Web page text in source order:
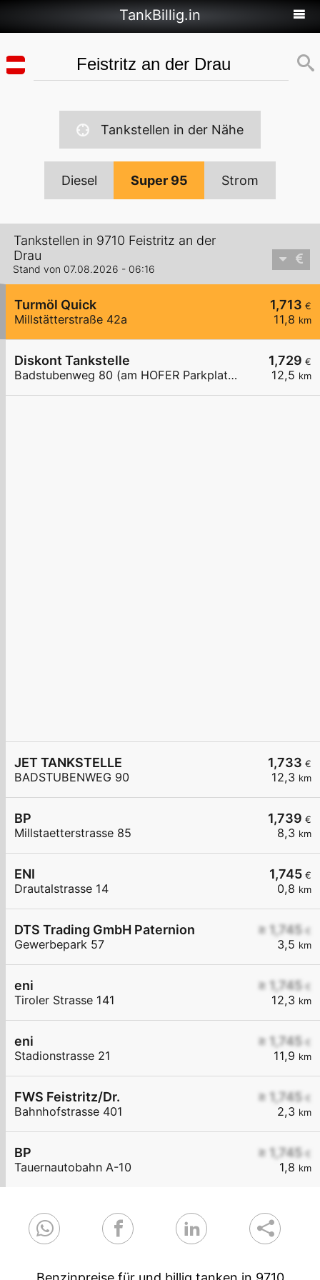
TankBillig.in
Tankstellen in der Nähe
Diesel Super 95 Strom
Tankstellen in 9710 Feistritz an der
Drau
Stand von 07.08.2026 - 06:16
1,713 €
11,8 km
Turmöl Quick
Millstätterstraße 42a
1,729 €
12,5 km
Diskont Tankstelle
Badstubenweg 80 (am HOFER Parkplatz)
1,733 €
12,3 km
JET TANKSTELLE
BADSTUBENWEG 90
1,739 €
8,3 km
BP
Millstaetterstrasse 85
1,745 €
0,8 km
ENI
Drautalstrasse 14
≥ 1,745 €
3,5 km
DTS Trading GmbH Paternion
Gewerbepark 57
≥ 1,745 €
12,3 km
eni
Tiroler Strasse 141
≥ 1,745 €
11,9 km
eni
Stadionstrasse 21
≥ 1,745 €
2,3 km
FWS Feistritz/Dr.
Bahnhofstrasse 401
≥ 1,745 €
1,8 km
BP
Tauernautobahn A-10